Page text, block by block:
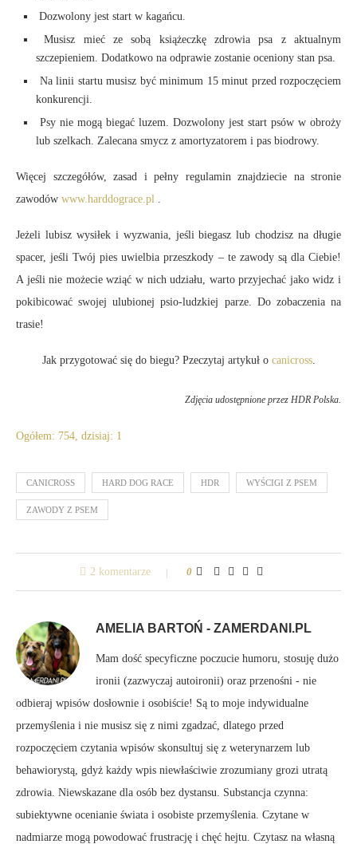
Dozwolony jest start w kagańcu.
Musisz mieć ze sobą książeczkę zdrowia psa z aktualnym
szczepieniem. Dodatkowo na odprawie zostanie oceniony stan psa.
Na linii startu musisz być minimum 15 minut przed rozpoczęciem
konkurencji.
Psy nie mogą biegać luzem. Dozwolony jest start psów w obroży
lub szelkach. Zalecana smycz z amortyzatorem i pas biodrowy.
Więcej szczegółów, zasad i pełny regulamin znajdziecie na stronie
zawodów www.harddograce.pl .
Jeżeli lubisz wysiłek i wyzwania, jeśli biegasz lub chodzisz na długie
spacer, jeśli Twój pies uwielbia przeszkody – te zawody są dla Ciebie!
A jeśli nie możecie wziąć w nich udziału, warto przyjechać jako widz i
pokibicować swojej ulubionej psio-ludzkiej parze. Do zobaczenia na
trasie!
Jak przygotować się do biegu? Pzeczytaj artykuł o canicross.
Zdjęcia udostępnione przez HDR Polska.
Ogółem: 754, dzisiaj: 1
CANICROSS HARD DOG RACE HDR WYŚCIGI Z PSEM
ZAWODY Z PSEM
2 komentarze 0
AMELIA BARTOŃ - ZAMERDANI.PL
Mam dość specyficzne poczucie humoru, stosuję dużo
ironii (zazwyczaj autoironii) oraz przenośni - nie
odbieraj wpisów dosłownie i osobiście! Są to moje indywidualne
przemyślenia i nie musisz się z nimi zgadzać, dlatego przed
rozpoczęciem czytania wpisów skonsultuj się z weterynarzem lub
behawiorystą, gdyż każdy wpis niewłaściwie zrozumiany grozi utratą
zdrowia. Niewskazane dla osób bez dystansu. Substancja czynna:
subiektywne ocenianie świata i osobiste przemyślenia. Czytane w
nadmiarze mogą powodować frustrację i chęć hejtu. Czytasz na własną